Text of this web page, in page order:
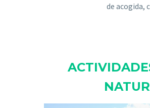
de acogida,